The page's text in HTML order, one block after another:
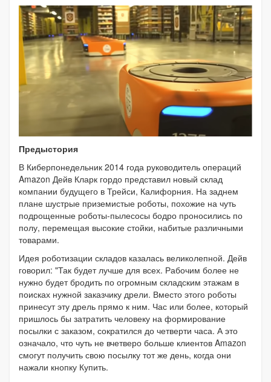
Предыстория
В Киберпонедельник 2014 года руководитель операций
Amazon Дейв Кларк гордо представил новый склад
компании будущего в Трейси, Калифорния. На заднем
плане шустрые приземистые роботы, похожие на чуть
подрощенные роботы-пылесосы бодро проносились по
полу, перемещая высокие стойки, набитые различными
товарами.
Идея роботизации складов казалась великолепной. Дейв
говорил: "Так будет лучше для всех. Рабочим более не
нужно будет бродить по огромным складским этажам в
поисках нужной заказчику дрели. Вместо этого роботы
принесут эту дрель прямо к ним. Час или более, который
пришлось бы затратить человеку на формирование
посылки с заказом, сократился до четверти часа. А это
означало, что чуть не вчетверо больше клиентов Amazon
смогут получить свою посылку тот же день, когда они
нажали кнопку Купить.